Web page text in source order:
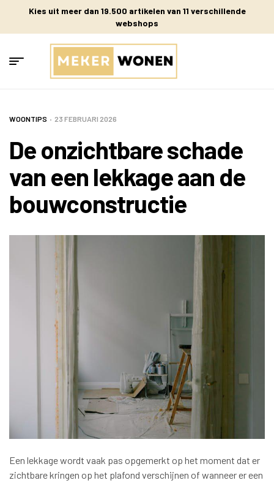
Kies uit meer dan 19.500 artikelen van 11 verschillende
webshops
WOONTIPS 23 FEBRUARI 2026
De onzichtbare schade
van een lekkage aan de
bouwconstructie
Een lekkage wordt vaak pas opgemerkt op het moment dat er
zichtbare kringen op het plafond verschijnen of wanneer er een